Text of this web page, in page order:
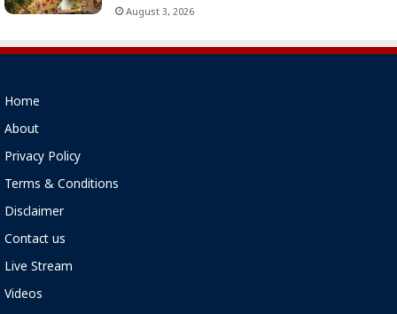
August 3, 2026
Home
About
Privacy Policy
Terms & Conditions
Disclaimer
Contact us
Live Stream
Videos